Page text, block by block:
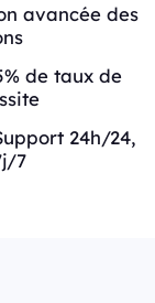
avancée des
de taux de
24h/24,
7